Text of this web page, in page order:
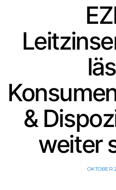
&
weiter
OKTOBER